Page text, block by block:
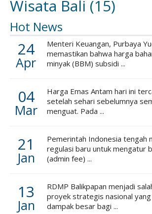
Wisata Bali (15)
Hot News
24
Apr
Menteri Keuangan, Purbaya
memastikan bahwa harga
minyak (BBM) subsidi ...
04
Mar
Harga Emas Antam hari ini
setelah sehari sebelumnya
menguat. Pada ...
21
Jan
Pemerintah Indonesia tengah
regulasi baru untuk mengatur
(admin fee) ...
13
Jan
RDMP Balikpapan menjadi
proyek strategis nasional
dampak besar bagi ...